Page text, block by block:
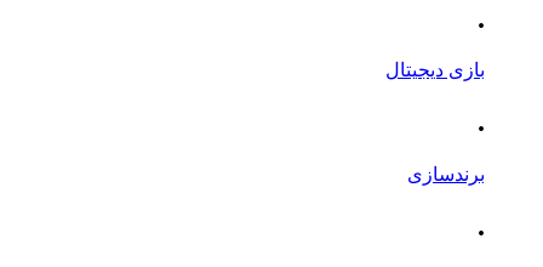
.
بازی دیجیتال
.
برندسازی
.